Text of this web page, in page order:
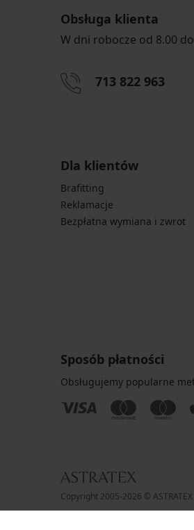
Obsługa klienta
W dni robocze od 8.00
713 822 963
Dla klientów
Brafitting
Reklamacje
Bezpłatna wymiana i zwrot
Sposób płatności
Obsługujemy popularne
Copyright 2005-2026 © ASTRATEX